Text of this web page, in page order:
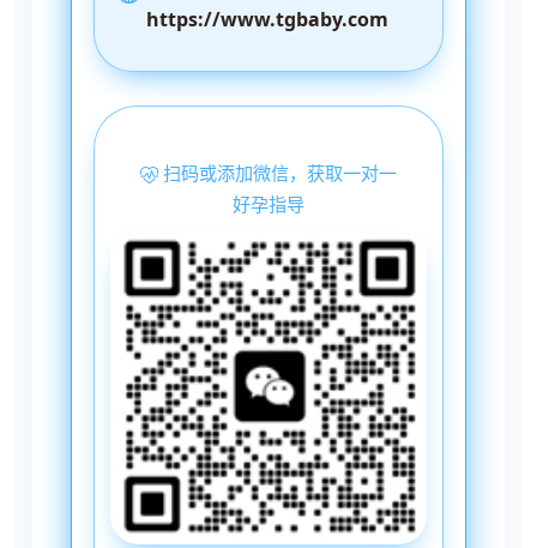
https://www.tgbaby.com
扫码或添加微信，获取一对一
好孕指导